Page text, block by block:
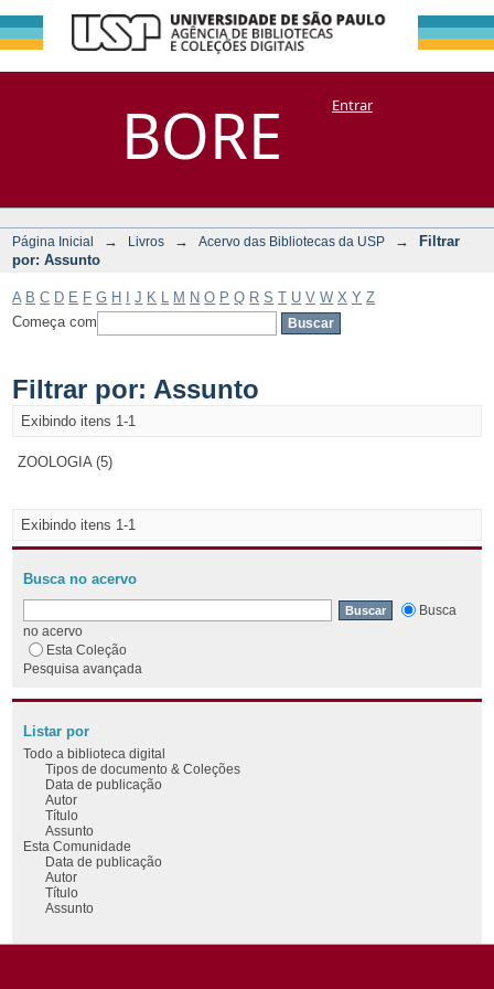
BORE
Filtrar por:
Assunto
DSpace/Manakin + CoriscoEntrar
Página Inicial → Livros → Acervo das Bibliotecas da USP →
Filtrar
por: Assunto
A B C D E F G H J K M N O P Q R S T U V W X Y Z
Começa com
Filtrar por: Assunto
Exibindo itens 1-1
ZOOLOGIA (5)
Exibindo itens 1-1
Busca no acervo
Busca
no acervo
Esta Coleção
Pesquisa avançada
Listar por
Todo a biblioteca digital
Tipos de documento & Coleções
Data de publicação
Autor
Título
Assunto
Esta Comunidade
Data de publicação
Autor
Título
Assunto